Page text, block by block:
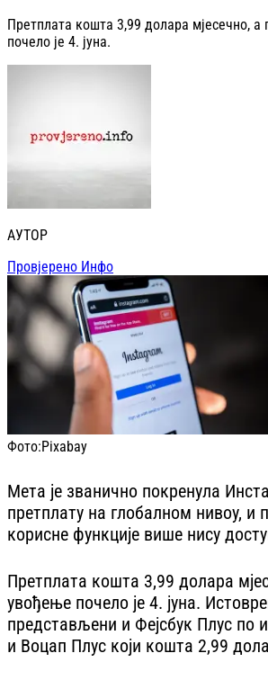
Претплата кошта 3,99 долара мјесечно, а
почело је 4. јуна.
АУТОР
Провјерено Инфо
Фото:Pixabay
Мета је званично покренула
претплату на глобалном нивоу, и
корисне функције више нису
Претплата кошта 3,99 долара
увођење почело је 4. јуна.
представљени и Фејсбук Плус по
и Воцап Плус који кошта 2,99